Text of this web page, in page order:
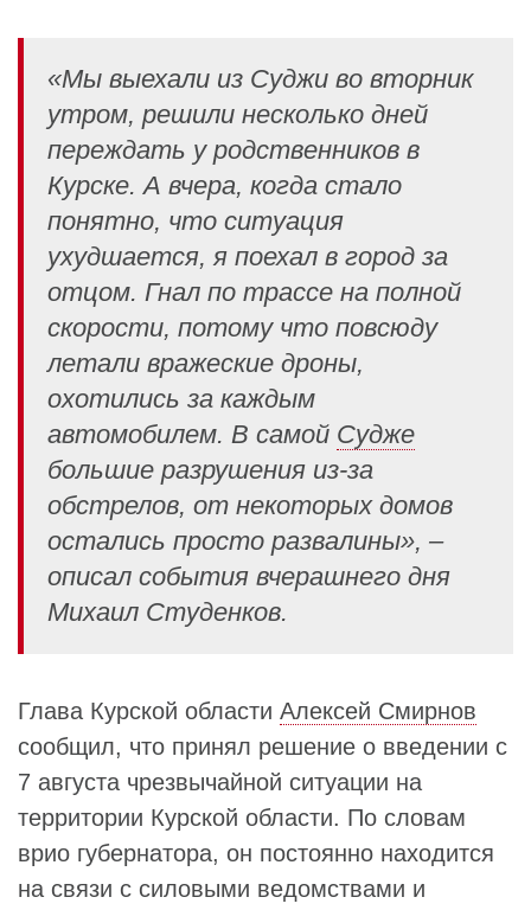
«Мы выехали из Суджи во вторник
утром, решили несколько дней
переждать у родственников в
Курске. А вчера, когда стало
понятно, что ситуация
ухудшается, я поехал в город за
отцом. Гнал по трассе на полной
скорости, потому что повсюду
летали вражеские дроны,
охотились за каждым
автомобилем. В самой Судже
большие разрушения из-за
обстрелов, от некоторых домов
остались просто развалины», –
описал события вчерашнего дня
Михаил Студенков.
Глава Курской области Алексей Смирнов
сообщил, что принял решение о введении с
7 августа чрезвычайной ситуации на
территории Курской области. По словам
врио губернатора, он постоянно находится
на связи с силовыми ведомствами и